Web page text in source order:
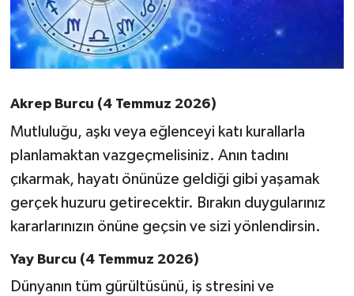
Akrep Burcu (4 Temmuz 2026)
Mutluluğu, aşkı veya eğlenceyi katı kurallarla
planlamaktan vazgeçmelisiniz. Anın tadını
çıkarmak, hayatı önünüze geldiği gibi yaşamak
gerçek huzuru getirecektir. Bırakın duygularınız
kararlarınızın önüne geçsin ve sizi yönlendirsin.
Yay Burcu (4 Temmuz 2026)
Dünyanın tüm gürültüsünü, iş stresini ve